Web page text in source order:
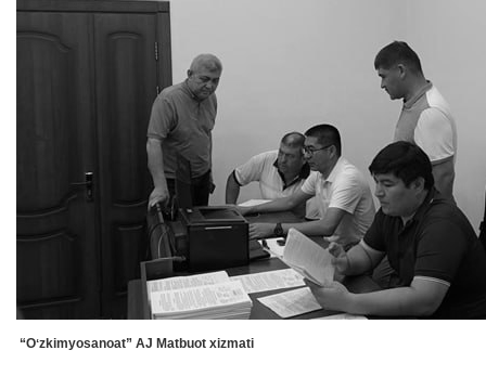
“Oʻzkimyosanoat” AJ Matbuot xizmati